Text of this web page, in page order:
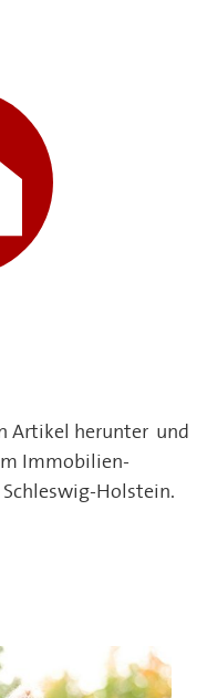
Artikel herunter und
Immobilien-
Holstein.